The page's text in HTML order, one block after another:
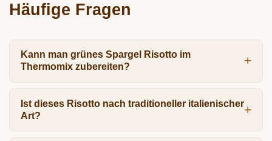
Häufige Fragen
Kann man grünes Spargel Risotto im
Thermomix zubereiten?
Ist dieses Risotto nach traditioneller italienischer
Art?